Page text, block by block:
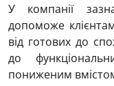
У компанії
допоможе
від готових до
до
пониженим